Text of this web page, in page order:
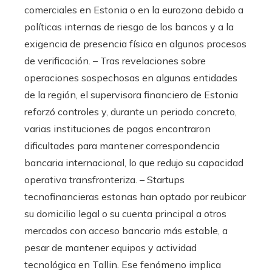
comerciales en Estonia o en la eurozona debido a
políticas internas de riesgo de los bancos y a la
exigencia de presencia física en algunos procesos
de verificación. – Tras revelaciones sobre
operaciones sospechosas en algunas entidades
de la región, el supervisora financiero de Estonia
reforzó controles y, durante un periodo concreto,
varias instituciones de pagos encontraron
dificultades para mantener correspondencia
bancaria internacional, lo que redujo su capacidad
operativa transfronteriza. – Startups
tecnofinancieras estonas han optado por reubicar
su domicilio legal o su cuenta principal a otros
mercados con acceso bancario más estable, a
pesar de mantener equipos y actividad
tecnológica en Tallin. Ese fenómeno implica